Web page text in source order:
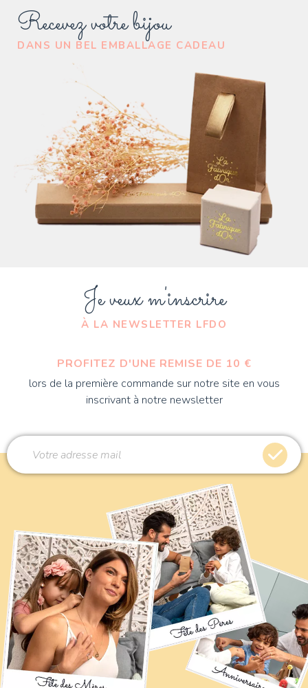
Recevez votre bijou
DANS UN BEL EMBALLAGE CADEAU
Je veux m'inscrire
À LA NEWSLETTER LFDO
PROFITEZ D'UNE REMISE DE 10 €
lors de la première commande sur notre site en vous
inscrivant à notre newsletter